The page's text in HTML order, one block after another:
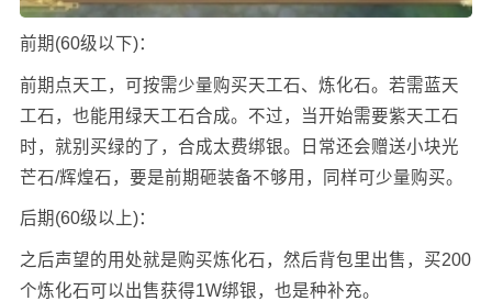
前期(60级以下)：
前期点天工，可按需少量购买天工石、炼化石。若需蓝天
工石，也能用绿天工石合成。不过，当开始需要紫天工石
时，就别买绿的了，合成太费绑银。日常还会赠送小块光
芒石/辉煌石，要是前期砸装备不够用，同样可少量购买。
后期(60级以上)：
之后声望的用处就是购买炼化石，然后背包里出售，买200
个炼化石可以出售获得1W绑银，也是种补充。